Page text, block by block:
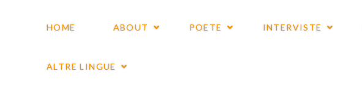
HOME ABOUT POETE INTERVISTE
ALTRE LINGUE